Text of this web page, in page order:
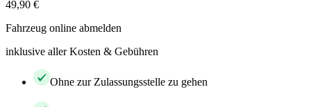
49,90 €
Fahrzeug online abmelden
inklusive aller Kosten & Gebühren
Ohne zur Zulassungsstelle zu gehen